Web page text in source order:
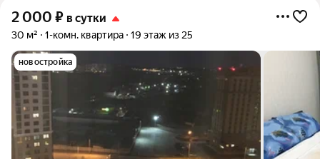
2 000 ₽ в сутки
30 м² 1-комн. квартира 19 этаж из 25
новостройка